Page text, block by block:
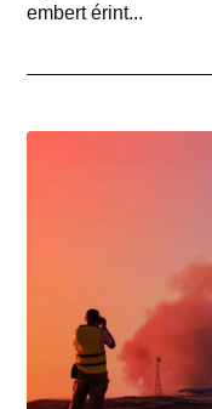
embert érint...